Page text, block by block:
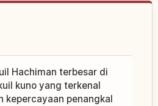
Hachiman terbesar di
kuno yang terkenal
penangkal